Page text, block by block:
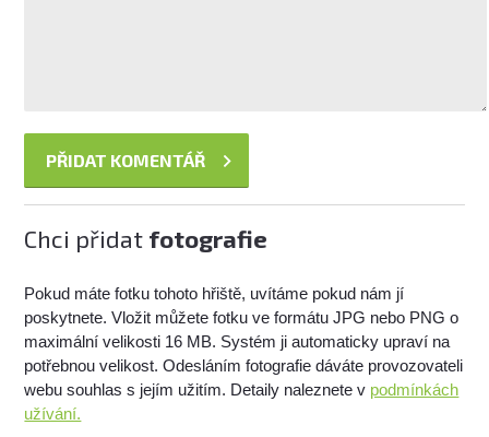
Chci přidat fotografie
Pokud máte fotku tohoto hřiště, uvítáme pokud nám jí
poskytnete. Vložit můžete fotku ve formátu JPG nebo PNG o
maximální velikosti 16 MB. Systém ji automaticky upraví na
potřebnou velikost. Odesláním fotografie dáváte provozovateli
webu souhlas s jejím užitím. Detaily naleznete v podmínkách
užívání.